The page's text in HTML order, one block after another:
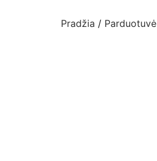
Pradžia / Parduotuvė